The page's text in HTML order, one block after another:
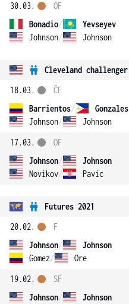
30.03.
Bonadio/
Yevseyev
Johnson/ Johnson
OF
Cleveland challenger
18.03.
Barrientos/
Gonzales
Johnson/ Johnson
ČF
17.03.
Johnson/
Johnson
Novikov/ Pavic
OF
Futures 2021
20.02.
Johnson/
Johnson
Gomez/ Ore
F
19.02.
Johnson/
Johnson
SF